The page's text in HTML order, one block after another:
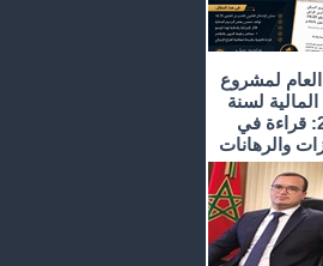
العام لمشروع
لسنة
2027: قراءة في
والرهانات